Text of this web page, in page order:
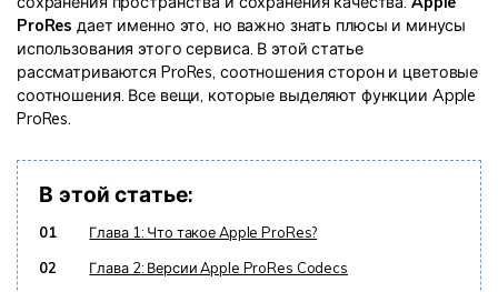
Информационный центр
НАЙТИ БОЛЬШЕ РЕШЕНИЙ
ProRes дает именно это, но важно знать плюсы и минусы
использования этого сервиса. В этой статье
рассматриваются ProRes, соотношения сторон и цветовые
соотношения. Все вещи, которые выделяют функции Apple
ProRes.
В этой статье:
01
Глава 1: Что такое Apple ProRes?
02
Глава 2: Версии Apple ProRes Codecs